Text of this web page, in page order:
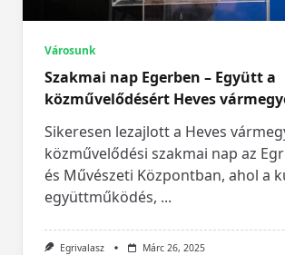
Városunk
Szakmai nap Egerben – Együtt a
közművelődésért Heves
Sikeresen lezajlott a Heves
közművelődési szakmai nap az
és Művészeti Központban, ahol a
együttműködés, ...
Egrivalasz Márc 26, 2025